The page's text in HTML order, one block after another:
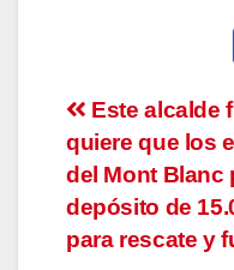
de
entradas
Este alcalde
quiere que los
del Mont Blanc
depósito de
para rescate y